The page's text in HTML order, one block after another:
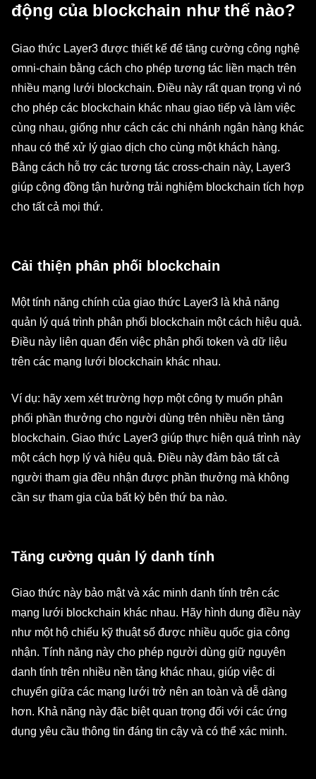
động của blockchain như thế nào?
Giao thức Layer3 được thiết kế để tăng cường công nghệ
omni-chain bằng cách cho phép tương tác liền mạch trên
nhiều mạng lưới blockchain. Điều này rất quan trọng vì nó
cho phép các blockchain khác nhau giao tiếp và làm việc
cùng nhau, giống như cách các chi nhánh ngân hàng khác
nhau có thể xử lý giao dịch cho cùng một khách hàng.
Bằng cách hỗ trợ các tương tác cross-chain này, Layer3
giúp cộng đồng tận hưởng trải nghiệm blockchain tích hợp
cho tất cả mọi thứ.
Cải thiện phân phối blockchain
Một tính năng chính của giao thức Layer3 là khả năng
quản lý quá trình phân phối blockchain một cách hiệu quả.
Điều này liên quan đến việc phân phối token và dữ liệu
trên các mạng lưới blockchain khác nhau.
Ví dụ: hãy xem xét trường hợp một công ty muốn phân
phối phần thưởng cho người dùng trên nhiều nền tảng
blockchain. Giao thức Layer3 giúp thực hiện quá trình này
một cách hợp lý và hiệu quả. Điều này đảm bảo tất cả
người tham gia đều nhận được phần thưởng mà không
cần sự tham gia của bất kỳ bên thứ ba nào.
Tăng cường quản lý danh tính
Giao thức này bảo mật và xác minh danh tính trên các
mạng lưới blockchain khác nhau. Hãy hình dung điều này
như một hộ chiếu kỹ thuật số được nhiều quốc gia công
nhận. Tính năng này cho phép người dùng giữ nguyên
danh tính trên nhiều nền tảng khác nhau, giúp việc di
chuyển giữa các mạng lưới trở nên an toàn và dễ dàng
hơn. Khả năng này đặc biệt quan trọng đối với các ứng
dụng yêu cầu thông tin đáng tin cậy và có thể xác minh.